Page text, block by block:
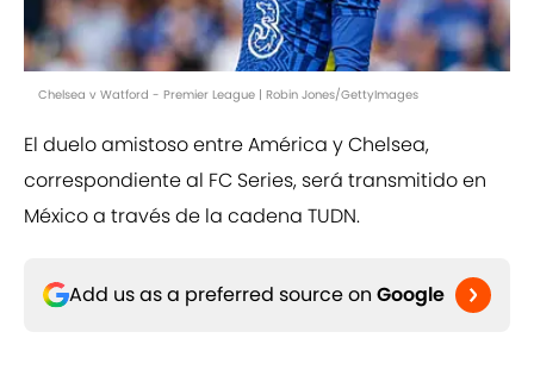
Chelsea v Watford - Premier League | Robin Jones/GettyImages
El duelo amistoso entre América y Chelsea,
correspondiente al FC Series, será transmitido en
México a través de la cadena TUDN.
Add us as a preferred source on Google